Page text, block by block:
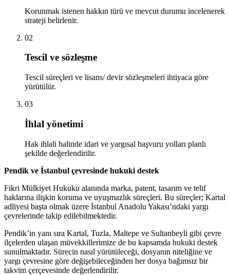
Korunmak istenen hakkın türü ve mevcut durumu incelenerek
strateji belirlenir.
02
Tescil ve sözleşme
Tescil süreçleri ve lisans/ devir sözleşmeleri ihtiyaca göre
yürütülür.
03
İhlal yönetimi
Hak ihlali halinde idari ve yargısal başvuru yolları planlı
şekilde değerlendirilir.
Pendik ve İstanbul çevresinde hukuki destek
Fikri Mülkiyet Hukuku alanında marka, patent, tasarım ve telif
haklarına ilişkin koruma ve uyuşmazlık süreçleri. Bu süreçler; Kartal
adliyesi başta olmak üzere İstanbul Anadolu Yakası’ndaki yargı
çevrelerinde takip edilebilmektedir.
Pendik’in yanı sıra Kartal, Tuzla, Maltepe ve Sultanbeyli gibi çevre
ilçelerden ulaşan müvekkillerimize de bu kapsamda hukuki destek
sunulmaktadır. Sürecin nasıl yürütüleceği, dosyanın niteliğine ve
yargı çevresine göre değişebileceğinden her dosya bağımsız bir
takvim çerçevesinde değerlendirilir.